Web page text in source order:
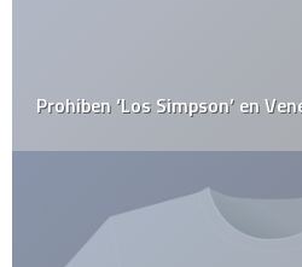
Los celulares son espermicidas